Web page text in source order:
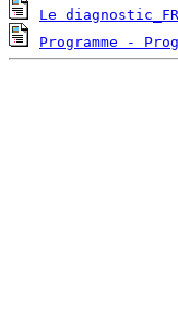
Le
Programme -